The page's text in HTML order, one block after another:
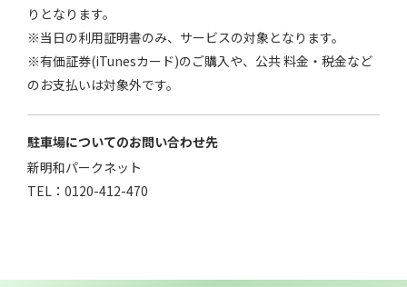
りとなります。
※当日の利用証明書のみ、サービスの対象となります。
※有価証券(iTunesカード)のご購入や、公共 料金・税金など
のお支払いは対象外です。
駐車場についてのお問い合わせ先
新明和パークネット
TEL： 0120-412-470